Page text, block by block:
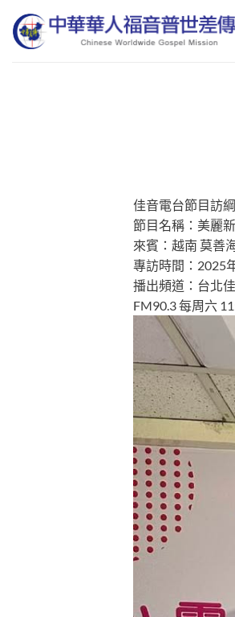
content
佳音電台節目訪
節目名稱：美麗
來賓：越南 莫善
專訪時間：2025
播出頻道：台北
FM90.3 每周六